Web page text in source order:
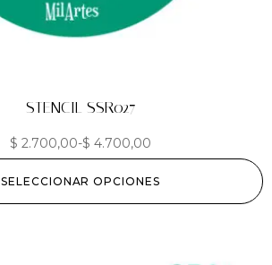
STENCIL SSR027
$ 2.700,00-$ 4.700,00
SELECCIONAR OPCIONES